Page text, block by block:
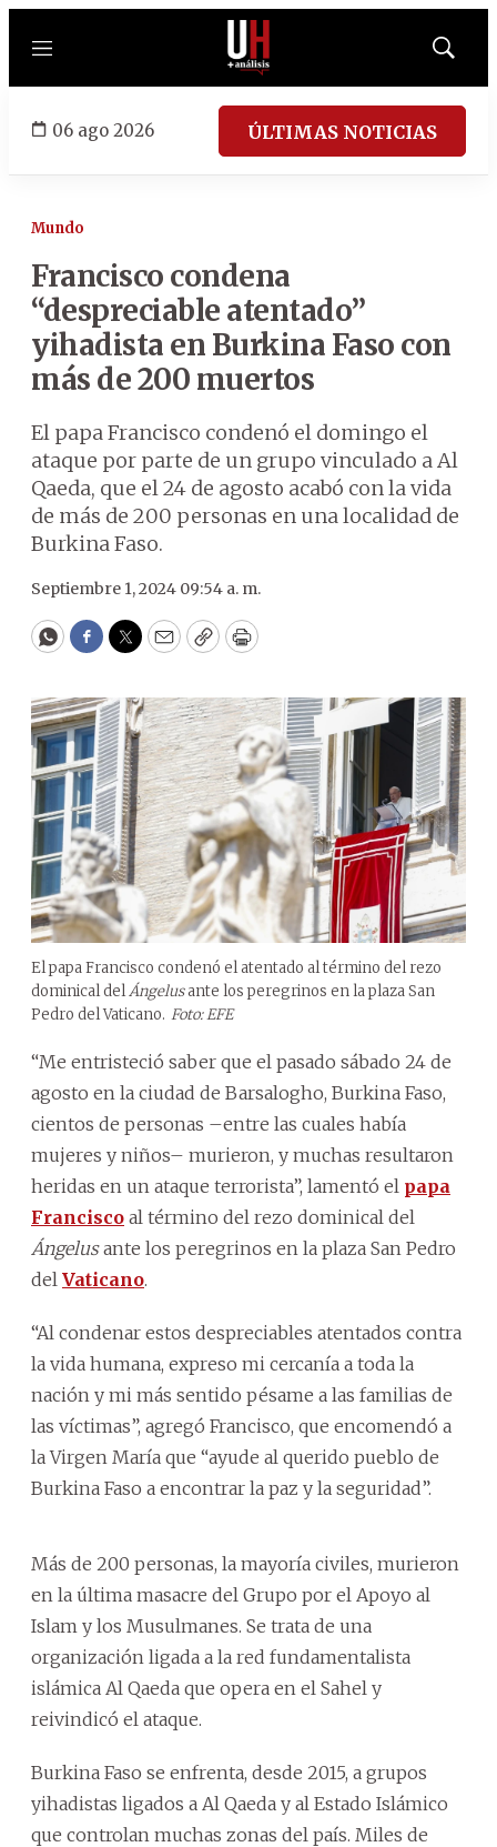
Menú
Mostrar
06 ago 2026 ÚLTIMAS NOTICIAS
Mundo
Francisco condena
“despreciable atentado”
yihadista en Burkina Faso con
más de 200 muertos
El papa Francisco condenó el domingo el
ataque por parte de un grupo vinculado a Al
Qaeda, que el 24 de agosto acabó con la vida
de más de 200 personas en una localidad de
Burkina Faso.
Septiembre 1, 2024 09:54 a. m.
WhatsApp
Facebook
Twitter
EmailCopyPrint
El papa Francisco condenó el atentado al término del rezo
dominical delÁngelusante los peregrinos en la plaza San
Pedro del Vaticano. Foto: EFE
“Me entristeció saber que el pasado sábado 24 de
agosto en la ciudad de Barsalogho, Burkina Faso,
cientos de personas –entre las cuales había
mujeres y niños– murieron, y muchas resultaron
heridas en un ataque terrorista”, lamentó el papa
Francisco al término del rezo dominical del
Ángelusante los peregrinos en la plaza San Pedro
del Vaticano.
“Al condenar estos despreciables atentados contra
la vida humana, expreso mi cercanía a toda la
nación y mi más sentido pésame a las familias de
las víctimas”, agregó Francisco, que encomendó a
la Virgen María que “ayude al querido pueblo de
Burkina Faso a encontrar la paz y la seguridad”.
Más de 200 personas, la mayoría civiles, murieron
en la última masacre del Grupo por el Apoyo al
Islam y los Musulmanes. Se trata de una
organización ligada a la red fundamentalista
islámica Al Qaeda que opera en el Sahel y
reivindicó el ataque.
Burkina Faso se enfrenta, desde 2015, a grupos
yihadistas ligados a Al Qaeda y al Estado Islámico
que controlan muchas zonas del país. Miles de